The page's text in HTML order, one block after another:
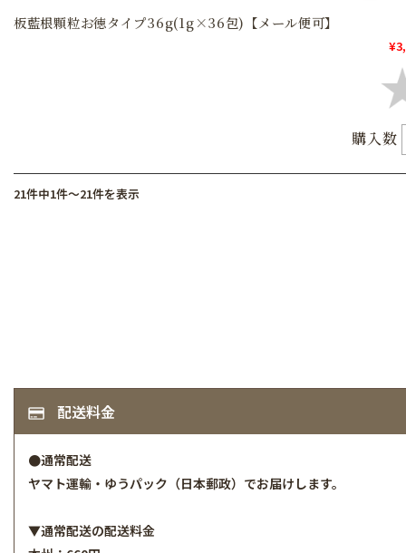
板藍根顆粒お徳タイプ36g(1g×36包)【メール便可】
購入数
21件中1件～21件を表示
配送料金
●通常配送
ヤマト運輸・ゆうパック（日本郵政）でお届けします。
▼通常配送の配送料金